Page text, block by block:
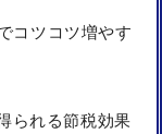
コツコツ増やす
られる節税効果